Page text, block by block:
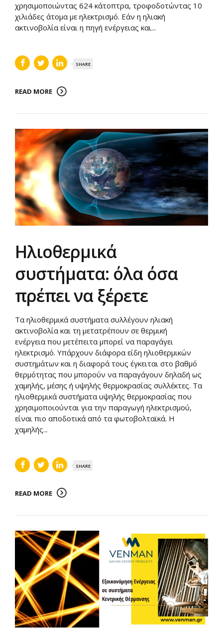
χρησιμοποιώντας 624 κάτοπτρα, τροφοδοτώντας 10
χιλιάδες άτομα με ηλεκτρισμό. Εάν η ηλιακή
ακτινοβολία είναι η πηγή ενέργειας και...
SHARE
READ MORE
Ηλιοθερμικά
συστήματα: όλα όσα
πρέπει να ξέρετε
Τα ηλιοθερμικά συστήματα συλλέγουν ηλιακή
ακτινοβολία και τη μετατρέπουν σε θερμική
ενέργεια που μετέπειτα μπορεί να παραγάγει
ηλεκτρισμό. Υπάρχουν διάφορα είδη ηλιοθερμικών
συστημάτων και η διαφορά τους έγκειται στο βαθμό
θερμότητας που μπορούν να παραγάγουν δηλαδή ως
χαμηλής, μέσης ή υψηλής θερμοκρασίας συλλέκτες. Τα
ηλιοθερμικά συστήματα υψηλής θερμοκρασίας που
χρησιμοποιούνται για την παραγωγή ηλεκτρισμού,
είναι πιο αποδοτικά από τα φωτοβολταϊκά. Η
χαμηλής...
SHARE
READ MORE